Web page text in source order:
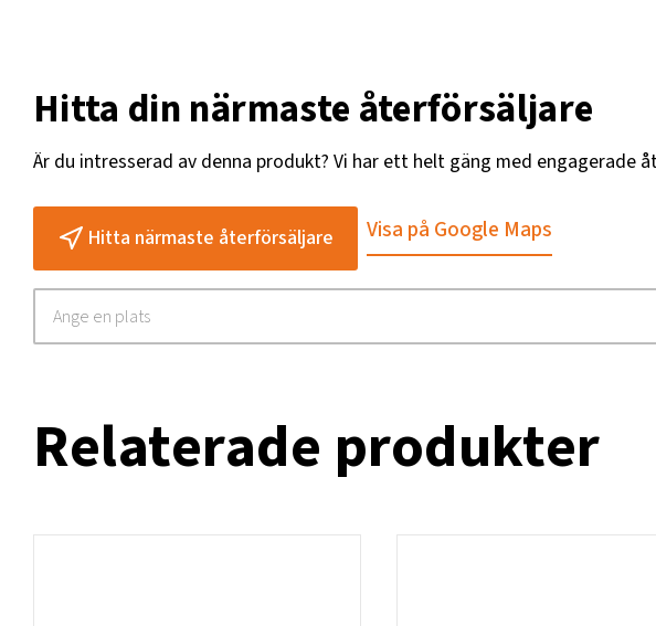
Hitta din närmaste återförsäljare
Är du intresserad av denna produkt? Vi har ett helt gäng med engagerade
Hitta närmaste återförsäljare Visa på Google Maps
Relaterade produkter